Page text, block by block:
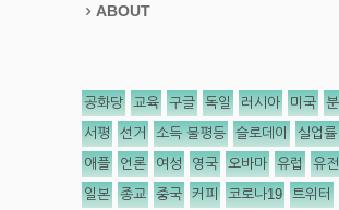
ABOUT
공화당 교육 구글 독일 러시아 미국
서평 선거 소득 불평등 슬로데이 실업률
애플 언론 여성 영국 오바마 유럽 유
일본 종교 중국 커피 코로나19 트위터